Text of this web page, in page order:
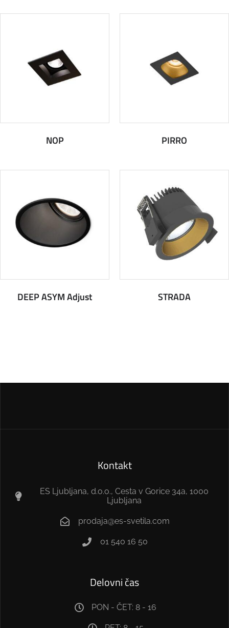
NOP PIRRO
DEEP ASYM Adjust STRADA
Kontakt
ES Ljubljana, d.o.o., Cesta v Gorice 34a, 1000
Ljubljana
prodaja@es-svetila.com
01 540 16 50
Delovni čas
PON - ČET: 8 - 16